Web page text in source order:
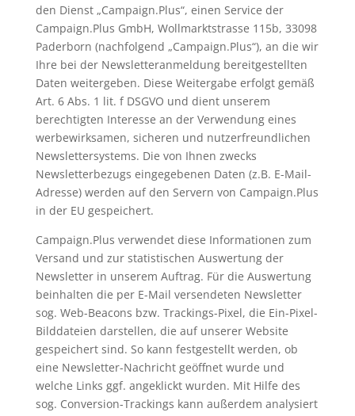
den Dienst „Campaign.Plus“, einen Service der
Campaign.Plus GmbH, Wollmarktstrasse 115b, 33098
Paderborn (nachfolgend „Campaign.Plus“), an die wir
Ihre bei der Newsletteranmeldung bereitgestellten
Daten weitergeben. Diese Weitergabe erfolgt gemäß
Art. 6 Abs. 1 lit. f DSGVO und dient unserem
berechtigten Interesse an der Verwendung eines
werbewirksamen, sicheren und nutzerfreundlichen
Newslettersystems. Die von Ihnen zwecks
Newsletterbezugs eingegebenen Daten (z.B. E-Mail-
Adresse) werden auf den Servern von Campaign.Plus
in der EU gespeichert.
Campaign.Plus verwendet diese Informationen zum
Versand und zur statistischen Auswertung der
Newsletter in unserem Auftrag. Für die Auswertung
beinhalten die per E-Mail versendeten Newsletter
sog. Web-Beacons bzw. Trackings-Pixel, die Ein-Pixel-
Bilddateien darstellen, die auf unserer Website
gespeichert sind. So kann festgestellt werden, ob
eine Newsletter-Nachricht geöffnet wurde und
welche Links ggf. angeklickt wurden. Mit Hilfe des
sog. Conversion-Trackings kann außerdem analysiert